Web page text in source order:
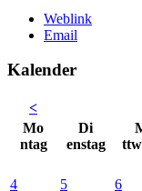
Weblink
Email
Kalender
<
Mo
ntag
Di
enstag
4
5 6